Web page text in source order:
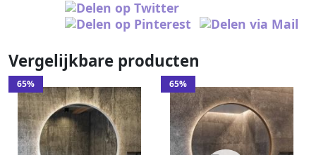
Vergelijkbare producten
65% 65%